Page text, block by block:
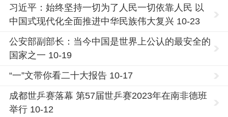
习近平：始终坚持一切为了人民一切依靠人民 以
中国式现代化全面推进中华民族伟大复兴 10-23
公安部副部长：当今中国是世界上公认的最安全的
国家之一 10-19
“一”文带你看二十大报告 10-17
成都世乒赛落幕 第57届世乒赛2023年在南非德班
举行 10-12